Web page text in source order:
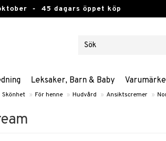
- 45 dagars öppet köp
Leksaker, Barn & Baby
Skönhet » För henne » Hudvård » Ansiktscremer »